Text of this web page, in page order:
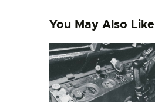
You May Also Like